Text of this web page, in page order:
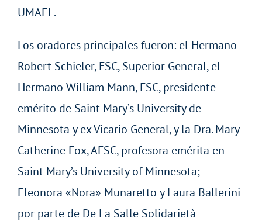
UMAEL.
Los oradores principales fueron: el Hermano
Robert Schieler, FSC, Superior General, el
Hermano William Mann, FSC, presidente
emérito de Saint Mary’s University de
Minnesota y ex Vicario General, y la Dra. Mary
Catherine Fox, AFSC, profesora emérita en
Saint Mary’s University of Minnesota;
Eleonora «Nora» Munaretto y Laura Ballerini
por parte de De La Salle Solidarietà